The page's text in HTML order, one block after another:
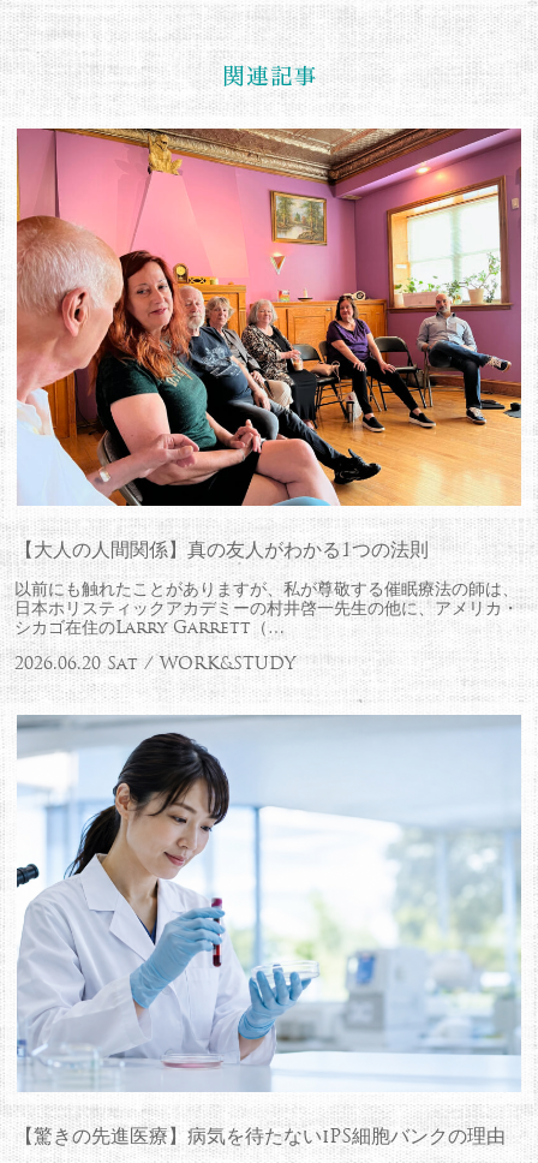
【大人の人間関係】真の友人がわかる1つの法則
以前にも触れたことがありますが、私が尊敬する催眠療法の師は、
日本ホリスティックアカデミーの村井啓一先生の他に、アメリカ・
シカゴ在住のLarry Garrett（…
2026.06.20 Sat / WORK&STUDY
【驚きの先進医療】病気を待たないiPS細胞バンクの理由